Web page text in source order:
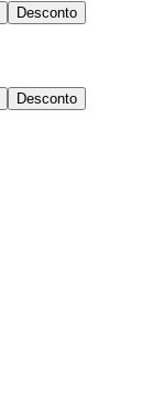
Desconto
Desconto